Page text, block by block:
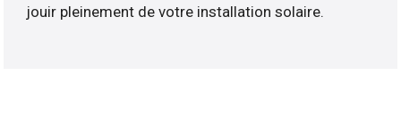
jouir pleinement de votre installation solaire.